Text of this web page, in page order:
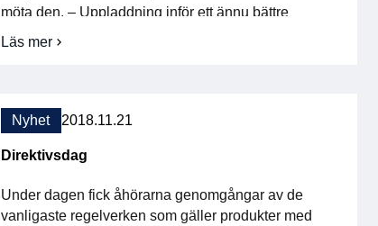
möta den. – Uppladdning inför ett ännu bättre
Scandinavian Electronic Event. Varmt tack till er alla
Läs mer
om
såhär
var
det!
Nyhet 2018.11.21
Direktivsdag
Under dagen fick åhörarna genomgångar av de
vanligaste regelverken som gäller produkter med